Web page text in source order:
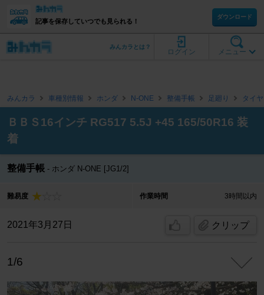
記事を保存していつでも見られる！
ダウンロード
メニュー
ログイン
みんカラとは？
みんカラ 車種別情報 ホンダ N-ONE 整備手帳 足廻り タイ
ＢＢＳ16インチ RG517 5.5J +45 165/50R16 装
着
整備手帳 ホンダ N-ONE [JG1/2]
難易度 作業時間 3時間以内
2021年3月27日 クリップ
1/6